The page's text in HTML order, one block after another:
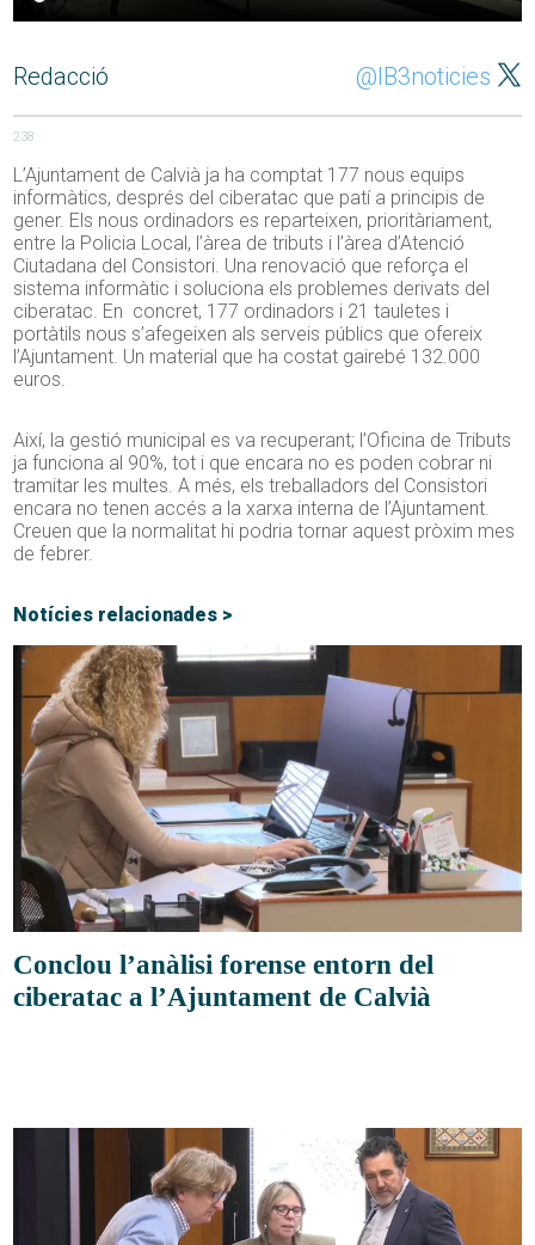
Redacció @IB3noticies
238
L’Ajuntament de Calvià ja ha comptat 177 nous equips
informàtics, després del ciberatac que patí a principis de
gener. Els nous ordinadors es reparteixen, prioritàriament,
entre la Policia Local, l’àrea de tributs i l’àrea d’Atenció
Ciutadana del Consistori. Una renovació que reforça el
sistema informàtic i soluciona els problemes derivats del
ciberatac. En concret, 177 ordinadors i 21 tauletes i
portàtils nous s’afegeixen als serveis públics que ofereix
l’Ajuntament. Un material que ha costat gairebé 132.000
euros.
Així, la gestió municipal es va recuperant; l’Oficina de Tributs
ja funciona al 90%, tot i que encara no es poden cobrar ni
tramitar les multes. A més, els treballadors del Consistori
encara no tenen accés a la xarxa interna de l’Ajuntament.
Creuen que la normalitat hi podria tornar aquest pròxim mes
de febrer.
Notícies relacionades >
Conclou l’anàlisi forense entorn del
ciberatac a l’Ajuntament de Calvià